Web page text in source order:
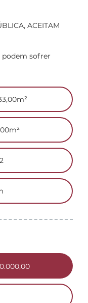
ACEITAM
podem sofrer